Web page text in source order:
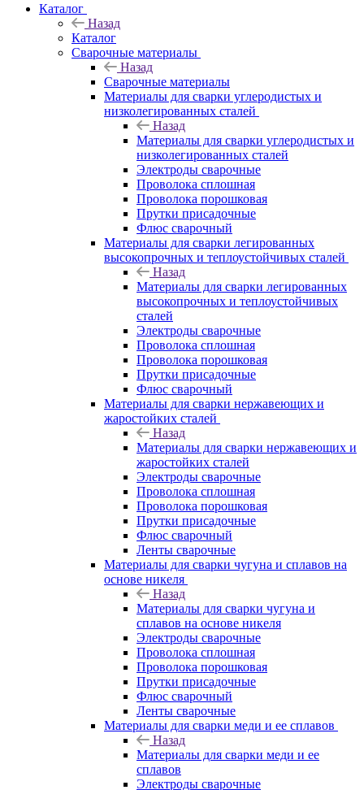
Каталог
Назад
Каталог
Сварочные материалы
Назад
Сварочные материалы
Материалы для сварки углеродистых и
низколегированных сталей
Назад
Материалы для сварки углеродистых и
низколегированных сталей
Электроды сварочные
Проволока сплошная
Проволока порошковая
Прутки присадочные
Флюс сварочный
Материалы для сварки легированных
высокопрочных и теплоустойчивых сталей
Назад
Материалы для сварки легированных
высокопрочных и теплоустойчивых
сталей
Электроды сварочные
Проволока сплошная
Проволока порошковая
Прутки присадочные
Флюс сварочный
Материалы для сварки нержавеющих и
жаростойких сталей
Назад
Материалы для сварки нержавеющих и
жаростойких сталей
Электроды сварочные
Проволока сплошная
Проволока порошковая
Прутки присадочные
Флюс сварочный
Ленты сварочные
Материалы для сварки чугуна и сплавов на
основе никеля
Назад
Материалы для сварки чугуна и
сплавов на основе никеля
Электроды сварочные
Проволока сплошная
Проволока порошковая
Прутки присадочные
Флюс сварочный
Ленты сварочные
Материалы для сварки меди и ее сплавов
Назад
Материалы для сварки меди и ее
сплавов
Электроды сварочные